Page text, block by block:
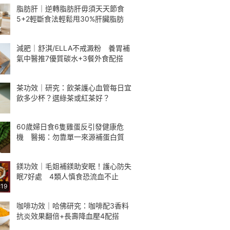
脂肪肝｜逆轉脂肪肝毋須天天節食
5+2輕斷食法輕鬆甩30%肝臟脂肪
減肥｜舒淇/ELLA不戒澱粉 養胃補
氣中醫推7優質碳水+3餐外食配搭
茶功效｜研究：飲茶護心血管每日宜
飲多少杯？選綠茶或紅茶好？
60歲婦日食6隻雞蛋反引發健康危
機 醫揭：勿靠單一來源補蛋白質
鎂功效｜毛姐補鎂助安眠！護心防失
眠7好處 4類人慎食恐流血不止
咖啡功效｜哈佛研究：咖啡配3香料
抗炎效果翻倍+長壽降血壓4配搭